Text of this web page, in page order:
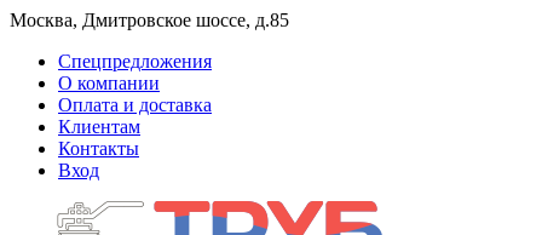
Москва, Дмитровское шоссе, д.85
Спецпредложения
О компании
Оплата и доставка
Клиентам
Контакты
Вход